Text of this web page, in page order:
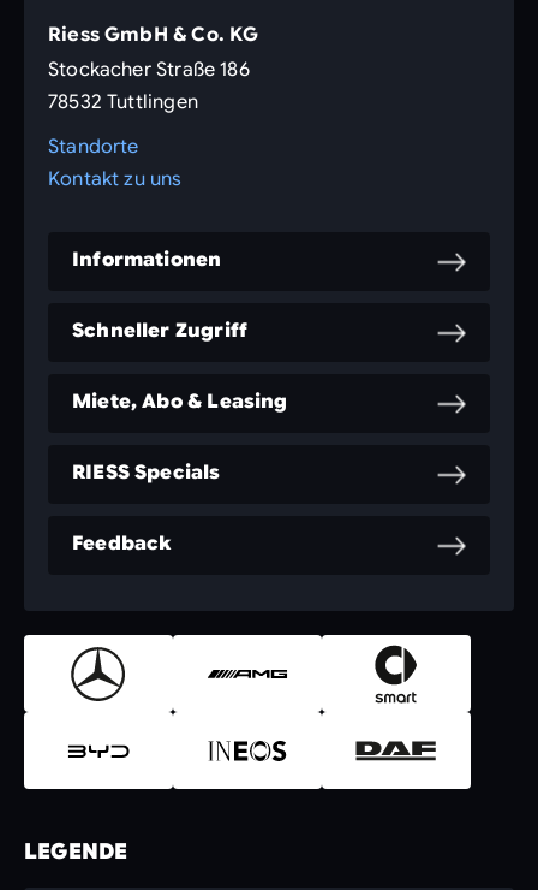
Riess GmbH & Co. KG
Stockacher Straße 186
78532 Tuttlingen
Standorte
Kontakt zu uns
Informationen
Schneller Zugriff
Miete, Abo & Leasing
RIESS Specials
Feedback
LEGENDE